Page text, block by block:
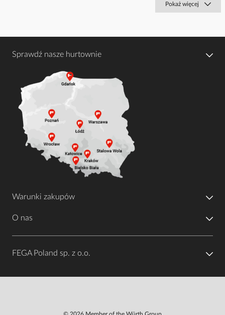
Pokaż więcej
Sprawdź nasze hurtownie
Warunki zakupów
O nas
FEGA Poland sp. z o.o.